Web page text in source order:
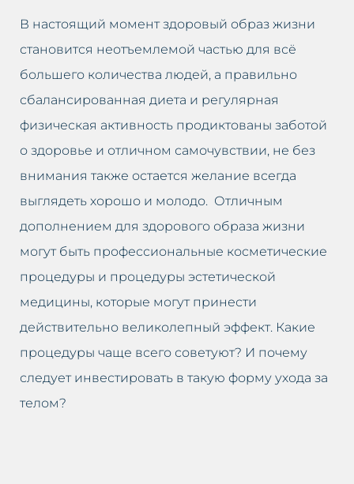
Обвисшая грудь
Нависшие веки
Обвисшие щеки
Пятна на коже
Пигментные пятна после
загара
Возрастная пигментация кожи
Гиперпигментация
Расширенные капилляры
Жирная кожа
Подтяжка кожи лица
Удаление рубцов
Устранение целлюлита
Удаление перманентного
макияжа
Удаление пятен на коже
Удаление солнечных пятен
Удаление пигментных пятен
Удаление пигментаций
В настоящий момент здоровый образ жизни
становится неотъемлемой частью для всё
большего количества людей, а правильно
сбалансированная диета и регулярная
физическая активность продиктованы заботой
о здоровье и отличном самочувствии, не без
внимания также остается желание всегда
выглядеть хорошо и молодо. Отличным
дополнением для здорового образа жизни
могут быть профессиональные косметические
процедуры и процедуры эстетической
медицины, которые могут принести
действительно великолепный эффект. Какие
процедуры чаще всего советуют? И почему
следует инвестировать в такую форму ухода за
телом?